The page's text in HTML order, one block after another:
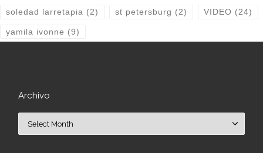
soledad larretapia (2) st petersburg (2) VIDEO (24)
yamila ivonne (9)
Archivo